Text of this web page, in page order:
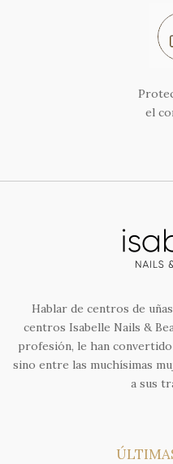
el
Hablar de centros de
centros Isabelle Nails &
profesión, le han
sino entre las muchísimas
a sus